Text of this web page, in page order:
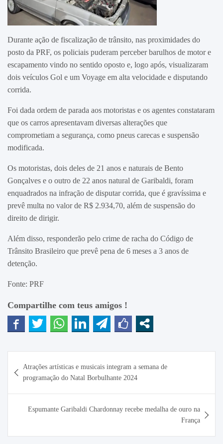
Durante ação de fiscalização de trânsito, nas proximidades do
posto da PRF, os policiais puderam perceber barulhos de motor e
escapamento vindo no sentido oposto e, logo após, visualizaram
dois veículos Gol e um Voyage em alta velocidade e disputando
corrida.
Foi dada ordem de parada aos motoristas e os agentes constataram
que os carros apresentavam diversas alterações que
comprometiam a segurança, como pneus carecas e suspensão
modificada.
Os motoristas, dois deles de 21 anos e naturais de Bento
Gonçalves e o outro de 22 anos natural de Garibaldi, foram
enquadrados na infração de disputar corrida, que é gravíssima e
prevê multa no valor de R$ 2.934,70, além de suspensão do
direito de dirigir.
Além disso, responderão pelo crime de racha do Código de
Trânsito Brasileiro que prevê pena de 6 meses a 3 anos de
detenção.
Fonte: PRF
Compartilhe com teus amigos !
de
Post
Atrações artísticas e musicais integram a semana de
programação do Natal Borbulhante 2024
Espumante Garibaldi Chardonnay recebe medalha de ouro na
França